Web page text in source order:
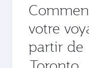
votre
partir de
Ville